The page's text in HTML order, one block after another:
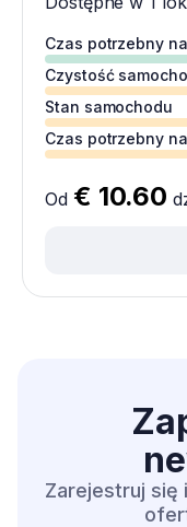
Czas potrzebny
Czystość
Stan samochodu
Czas potrzebny
Od € 10.60
Zarejestruj się